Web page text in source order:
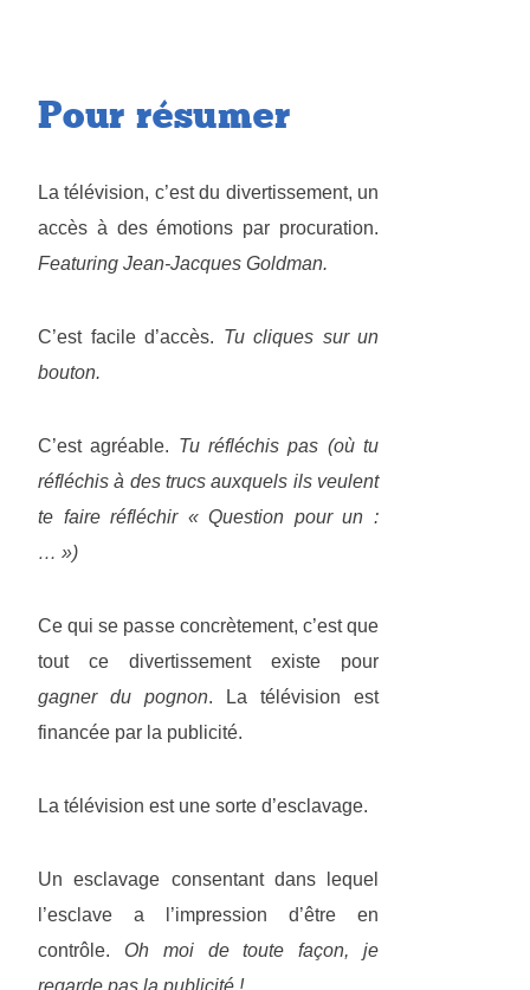
Pour résumer
La télévision, c’est du divertissement, un
accès à des émotions par procuration.
Featuring Jean-Jacques Goldman.
C’est facile d’accès. Tu cliques sur un
bouton.
C’est agréable. Tu réfléchis pas (où tu
réfléchis à des trucs auxquels ils veulent
te faire réfléchir « Question pour un :
… »)
Ce qui se passe concrètement, c’est que
tout ce divertissement existe pour
gagner du pognon. La télévision est
financée par la publicité.
La télévision est une sorte d’esclavage.
Un esclavage consentant dans lequel
l’esclave a l’impression d’être en
contrôle. Oh moi de toute façon, je